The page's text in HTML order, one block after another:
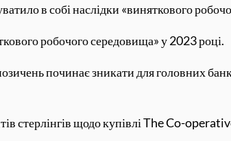
в собі наслідки «виняткового
робочого середовища» у 2023 році.
починає зникати для головних
стерлінгів щодо купівлі The Co-